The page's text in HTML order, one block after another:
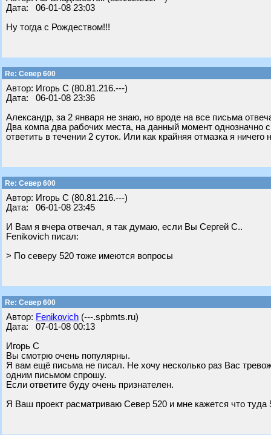
Дата: 06-01-08 23:03
Ну тогда с Рождеством!!!
Re: Север 600
Автор: Игорь С (80.81.216.---)
Дата: 06-01-08 23:36
Александр, за 2 января не знаю, но вроде на все письма
Два компа два рабочих места, на данный момент однозначно
ответить в течении 2 суток. Или как крайняя отмазка я ничего
Re: Север 600
Автор: Игорь С (80.81.216.---)
Дата: 06-01-08 23:45
И Вам я вчера отвечал, я так думаю, если Вы Сергей С..
Fenikovich писал:
> По северу 520 тоже имеются вопросы
Re: Север 600
Автор: Fenikovich (---.spbmts.ru)
Дата: 07-01-08 00:13
Игорь С
Вы смотрю очень популярны.
Я вам ещё письма не писал. Не хочу несколько раз Вас
одним письмом спрошу.
Если ответите буду очень признателен.
Я Ваш проект расматриваю Север 520 и мне кажется что туда